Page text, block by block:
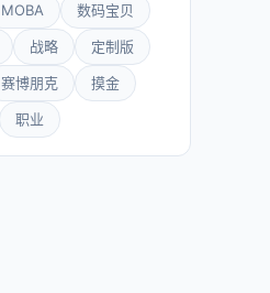
MOBA 数码宝贝
战略 定制版
赛博朋克 摸金
职业